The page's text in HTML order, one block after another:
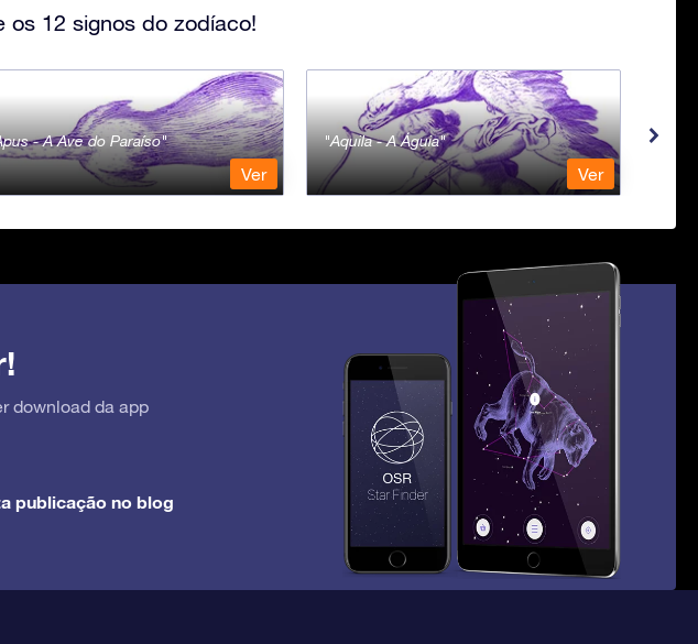
12 signos do zodíaco!
- A Ave do Paraíso
Ver
Aquila - A Águia
Ver
download da app
publicação no blog